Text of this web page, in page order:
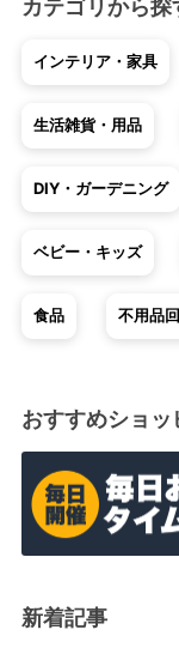
カテゴリから探
インテリア・家具
生活雑貨・用品
DIY・ガーデニング
ベビー・キッズ
食品 不用品
おすすめショッ
新着記事